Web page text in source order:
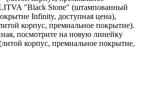
"Black Stone" (штампованный
Infinity, доступная цена),
корпус, премиальное покрытие).
посмотрите на новую линейку
корпус, премиальное покрытие,